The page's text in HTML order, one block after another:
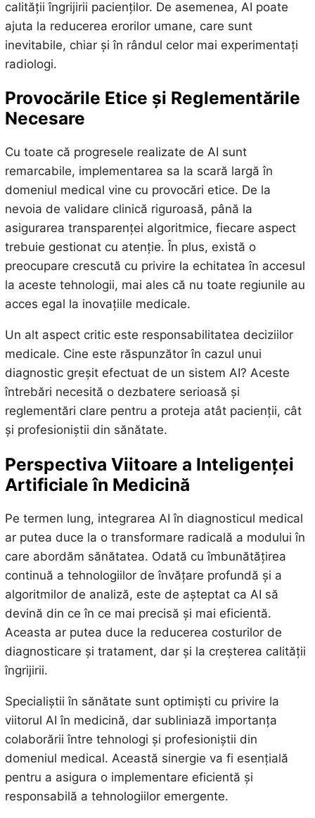
calității îngrijirii pacienților. De asemenea, AI poate
ajuta la reducerea erorilor umane, care sunt
inevitabile, chiar și în rândul celor mai experimentați
radiologi.
Provocările Etice și Reglementările
Necesare
Cu toate că progresele realizate de AI sunt
remarcabile, implementarea sa la scară largă în
domeniul medical vine cu provocări etice. De la
nevoia de validare clinică riguroasă, până la
asigurarea transparenței algoritmice, fiecare aspect
trebuie gestionat cu atenție. În plus, există o
preocupare crescută cu privire la echitatea în accesul
la aceste tehnologii, mai ales că nu toate regiunile au
acces egal la inovațiile medicale.
Un alt aspect critic este responsabilitatea deciziilor
medicale. Cine este răspunzător în cazul unui
diagnostic greșit efectuat de un sistem AI? Aceste
întrebări necesită o dezbatere serioasă și
reglementări clare pentru a proteja atât pacienții, cât
și profesioniștii din sănătate.
Perspectiva Viitoare a Inteligenței
Artificiale în Medicină
Pe termen lung, integrarea AI în diagnosticul medical
ar putea duce la o transformare radicală a modului în
care abordăm sănătatea. Odată cu îmbunătățirea
continuă a tehnologiilor de învățare profundă și a
algoritmilor de analiză, este de așteptat ca AI să
devină din ce în ce mai precisă și mai eficientă.
Aceasta ar putea duce la reducerea costurilor de
diagnosticare și tratament, dar și la creșterea calității
îngrijirii.
Specialiștii în sănătate sunt optimiști cu privire la
viitorul AI în medicină, dar subliniază importanța
colaborării între tehnologi și profesioniștii din
domeniul medical. Această sinergie va fi esențială
pentru a asigura o implementare eficientă și
responsabilă a tehnologiilor emergente.